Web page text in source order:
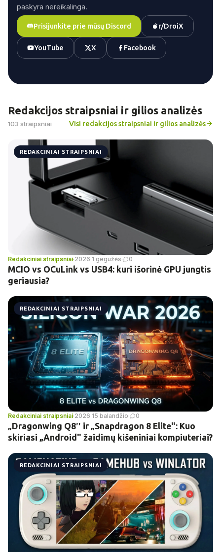
paskyra nereikalinga.
Prisijunkite prie mūsų Discord r/DroiX
YouTube X Facebook
Redakcijos straipsniai ir gilios analizės
103 straipsniai Visi redakcijos straipsniai ir gilios analizės
REDAKCINIAI STRAIPSNIAI
Redakciniai straipsniai·2026 1 gegužės· 0
MCIO vs OCuLink vs USB4: kuri išorinė GPU jungtis
geriausia?
REDAKCINIAI STRAIPSNIAI
Redakciniai straipsniai·2026 15 balandžio· 0
„Dragonwing Q8″ ir „Snapdragon 8 Elite": Kuo
skiriasi „Android" žaidimų kišeniniai kompiuteriai?
REDAKCINIAI STRAIPSNIAI